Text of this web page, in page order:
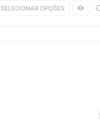
SELECIONAR OPÇÕES